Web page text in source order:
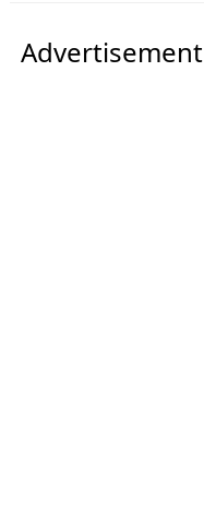
Advertisement